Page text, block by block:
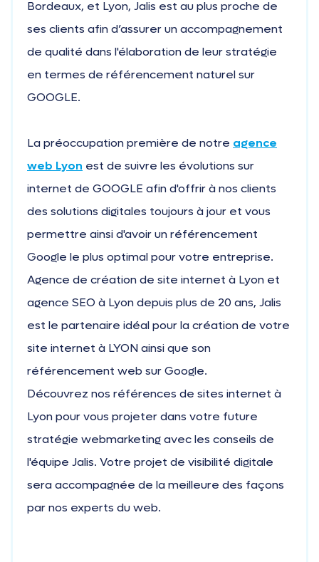
Bordeaux, et Lyon, Jalis est au plus proche de
ses clients afin d’assurer un accompagnement
de qualité dans l'élaboration de leur stratégie
en termes de référencement naturel sur
GOOGLE.
La préoccupation première de notre agence
web Lyon est de suivre les évolutions sur
internet de GOOGLE afin d'offrir à nos clients
des solutions digitales toujours à jour et vous
permettre ainsi d'avoir un référencement
Google le plus optimal pour votre entreprise.
Agence de création de site internet à Lyon et
agence SEO à Lyon depuis plus de 20 ans, Jalis
est le partenaire idéal pour la création de votre
site internet à LYON ainsi que son
référencement web sur Google.
Découvrez nos références de sites internet à
Lyon pour vous projeter dans votre future
stratégie webmarketing avec les conseils de
l'équipe Jalis. Votre projet de visibilité digitale
sera accompagnée de la meilleure des façons
par nos experts du web.